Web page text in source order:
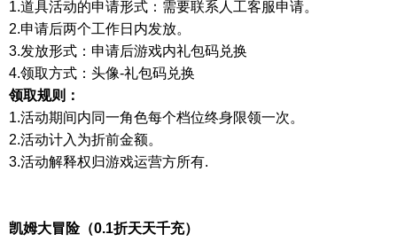
1.道具活动的申请形式：需要联系人工客服申请。
2.申请后两个工作日内发放。
3.发放形式：申请后游戏内礼包码兑换
4.领取方式： 头像-礼包码兑换
领取规则：
1.活动期间内同一角色每个档位终身限领一次。
2.活动计入为折前金额。
3.活动解释权归游戏运营方所有.
凯姆大冒险（0.1折天天千充）